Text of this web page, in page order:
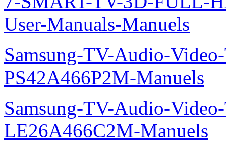
User-Manuals-Manuels
Samsung-TV-Audio-
PS42A466P2M-Manuels
Samsung-TV-Audio-
LE26A466C2M-Manuels